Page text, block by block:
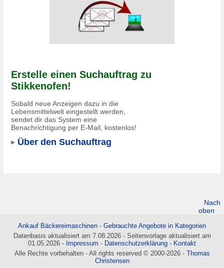
Erstelle einen Suchauftrag zu
Stikkenofen!
Sobald neue Anzeigen dazu in die
Lebensmittelwelt eingestellt werden,
sendet dir das System eine
Benachrichtigung per E-Mail, kostenlos!
Über den Suchauftrag
Nach
oben
Ankauf Bäckereimaschinen - Gebrauchte Angebote in Kategorien
Datenbasis aktualisiert am 7.08.2026 - Seitenvorlage aktualisiert am
01.05.2026 - Impressum - Datenschutzerklärung - Kontakt
Alle Rechte vorbehalten - All rights reserved © 2000-2026 - Thomas
Christensen